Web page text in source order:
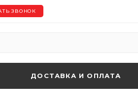
ЗВОНОК
ДОСТАВКА И ОПЛАТА